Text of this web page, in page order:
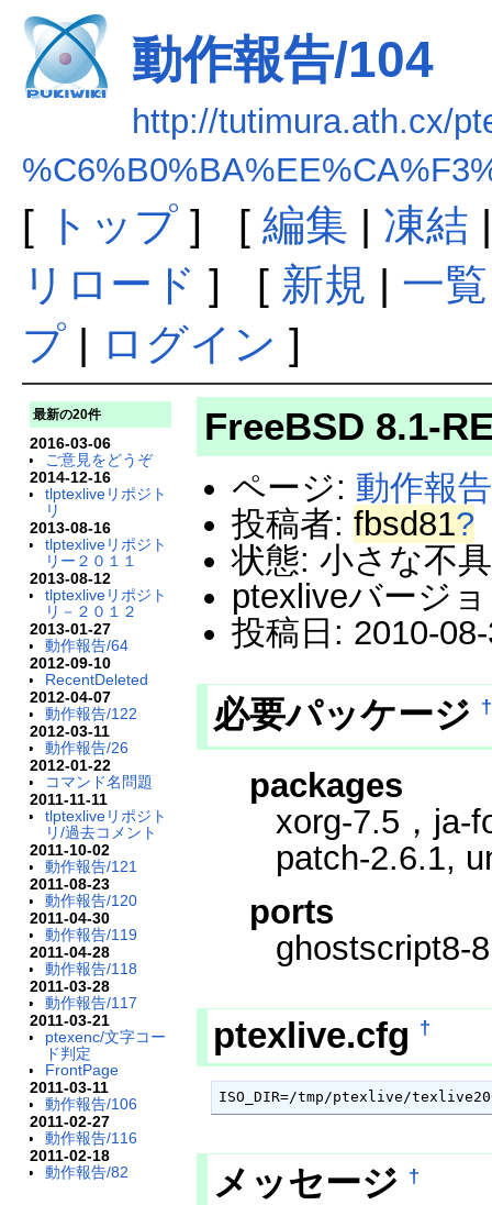
動作報告/104
http://tutimura.ath.cx/
[ トップ] [ 編集 | 凍結
リロード ] [ 新規 | 一覧
プ| ログイン ]
最新の20件
2016-03-06
ご意見をどうぞ
2014-12-16
tlptexliveリポジト
リ
2013-08-16
tlptexliveリポジト
リー２０１１
2013-08-12
tlptexliveリポジト
リ－２０１２
2013-01-27
動作報告/64
2012-09-10
RecentDeleted
2012-04-07
動作報告/122
2012-03-11
動作報告/26
2012-01-22
コマンド名問題
2011-11-11
tlptexliveリポジト
リ/過去コメント
2011-10-02
動作報告/121
2011-08-23
動作報告/120
2011-04-30
動作報告/119
2011-04-28
動作報告/118
2011-03-28
動作報告/117
2011-03-21
ptexenc/文字コー
ド判定
FrontPage
2011-03-11
動作報告/106
2011-02-27
動作報告/116
2011-02-18
動作報告/82
FreeBSD 8.1-
ページ: 動作報告
投稿者: fbsd81?
状態: 小さな不
ptexliveバージ
投稿日: 2010-
必要パッケージ †
packages
xorg-7.5，ja-
patch-2.6.1,
ports
ghostscript8-
ptexlive.cfg †
ISO_DIR=/tmp/ptexlive/
メッセージ †